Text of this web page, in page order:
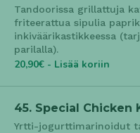
Tandoorissa grillattuja
friteerattua sipulia
inkiväärikastikkeessa
parilalla).
20,90€ - Lisää koriin
45. Special Chicken
Yrtti-jogurttimarinoidut